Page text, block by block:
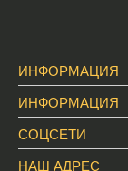
ИНФОРМАЦИЯ
ИНФОРМАЦИЯ
СОЦСЕТИ
НАШ АДРЕС